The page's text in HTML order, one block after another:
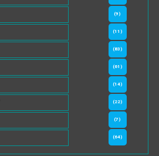
(9)
(11)
(83)
(61)
(14)
(22)
(7)
(64)